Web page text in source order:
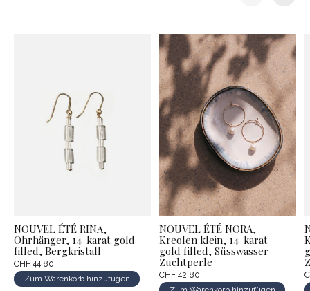
NOUVEL ÉTÉ RINA,
Ohrhänger, 14-karat gold
filled, Bergkristall
CHF 44,80
Zum Warenkorb hinzufügen
NOUVEL ÉTÉ NORA,
Kreolen klein, 14-karat
gold filled, Süsswasser
Zuchtperle
CHF 42,80